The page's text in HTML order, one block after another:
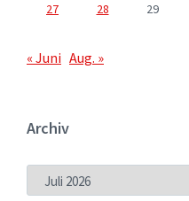
27
28 29
« Juni Aug. »
Archiv
ARCHIV